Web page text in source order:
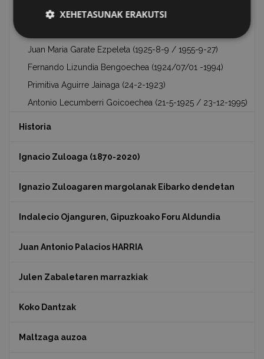
Garmendia (10-9-1924 / 1945, Tblisi )
Juan Maria Garate Ezpeleta (1925-8-9 / 1955-9-27)
Fernando Lizundia Bengoechea (1924/07/01 -1994)
Primitiva Aguirre Jainaga (24-2-1923)
Antonio Lecumberri Goicoechea (21-5-1925 / 23-12-1995)
Historia
Ignacio Zuloaga (1870-2020)
Ignazio Zuloagaren margolanak Eibarko dendetan
Indalecio Ojanguren, Gipuzkoako Foru Aldundia
Juan Antonio Palacios HARRIA
Julen Zabaletaren marrazkiak
Koko Dantzak
Maltzaga auzoa
XEHETASUNAK ERAKUTSI